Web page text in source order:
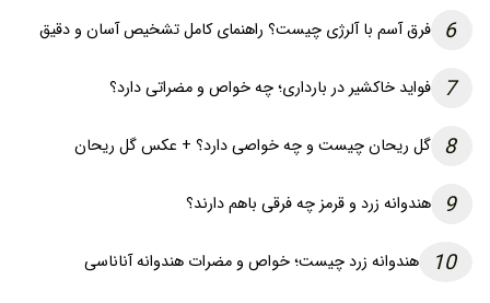
6 فرق آسم با آلرژی چیست؟ راهنمای کامل تشخیص آسان و دقیق
7 فواید خاکشیر در بارداری؛ چه خواص و مضراتی دارد؟
8 گل ریحان چیست و چه خواصی دارد؟ + عکس گل ریحان
9 هندوانه زرد و قرمز چه فرقی باهم دارند؟
10 هندوانه زرد چیست؛ خواص و مضرات هندوانه آناناسی